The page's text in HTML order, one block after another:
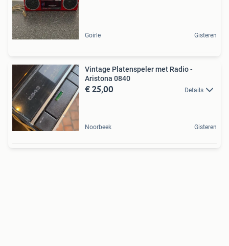
Goirle Gisteren
Vintage Platenspeler met Radio -
Aristona 0840
€ 25,00 Details
Noorbeek Gisteren